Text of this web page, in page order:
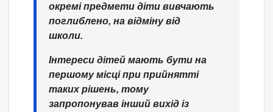
окремі предмети діти вивчають
поглиблено, на відміну від
школи.
Інтереси дітей мають бути на
першому місці при прийнятті
таких рішень, тому
запропонував інший вихід із